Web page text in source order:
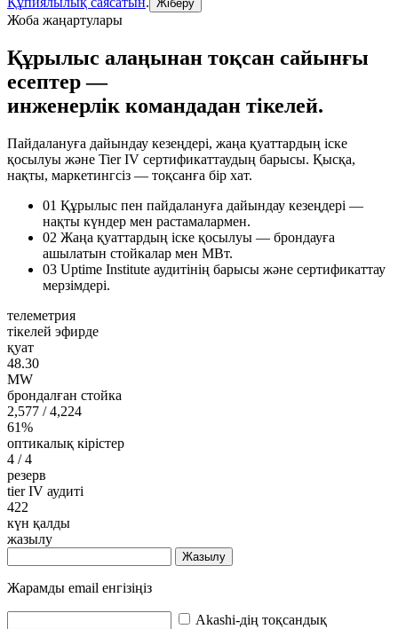
Жіберу
Жоба жаңартулары
Құрылыс алаңынан тоқсан сайынғы
есептер —
инженерлік командадан тікелей.
Пайдалануға дайындау кезеңдері, жаңа қуаттардың іске
қосылуы және Tier IV сертификаттаудың барысы. Қысқа,
нақты, маркетингсіз — тоқсанға бір хат.
01 Құрылыс пен пайдалануға дайындау кезеңдері —
нақты күндер мен растамалармен.
02 Жаңа қуаттардың іске қосылуы — брондауға
ашылатын стойкалар мен МВт.
03 Uptime Institute аудитінің барысы және сертификаттау
мерзімдері.
телеметрия
тікелей эфирде
қуат
48.30
MW
брондалған стойка
2,577 / 4,224
61%
оптикалық кірістер
4 / 4
резерв
tier IV аудиті
422
күн қалды
жазылу
Жазылу
Жарамды email енгізіңіз
Akashi-дің тоқсандық